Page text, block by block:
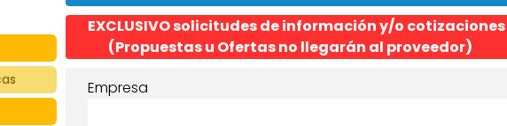
EXCLUSIVO solicitudes de información y/o cotizaciones
(Propuestas u Ofertas no llegarán al proveedor)
Empresa